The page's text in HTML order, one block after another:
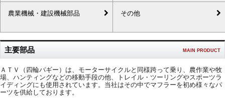
農業機械・建設機械部品 その他
主要部品 MAIN PRODUCT
ＡＴＶ（四輪バギー）は、モーターサイクルと同様跨って乗り、農作業や牧
場、ハンティングなどの移動手段の他、トレイル・ツーリングやスポーツラ
イディングにも使用されています。当社はその中でマフラーを初め様々なパ
ーツを供給しております。